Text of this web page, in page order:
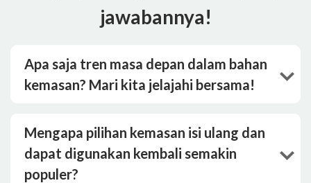
jawabannya!
Apa saja tren masa depan dalam bahan
kemasan? Mari kita jelajahi bersama!
Mengapa pilihan kemasan isi ulang dan
dapat digunakan kembali semakin
populer?